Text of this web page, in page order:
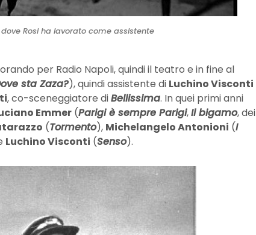
Rosi ha lavorato come assistente
per Radio Napoli, quindi il teatro e in fine al
sta Zaza?), quindi assistente di Luchino Visconti
, co-sceneggiatore diBellissima. In quei primi anni
Emmer (Parigi è sempre Parigi,Il bigamo, dei
(Tormento), Michelangelo Antonioni (I
Luchino Visconti (Senso).